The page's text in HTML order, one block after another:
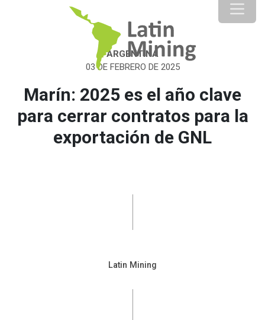
ARGENTINA
03 DE FEBRERO DE 2025
Marín: 2025 es el año clave
para cerrar contratos para la
exportación de GNL
Latin Mining